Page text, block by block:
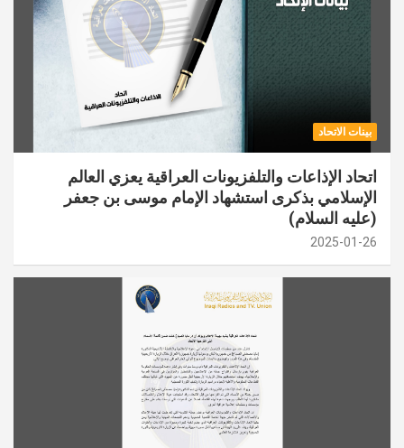
بينات الاتحاد
اتحاد الإذاعات والتلفزيونات العراقية يعزي العالم
الإسلامي بذكرى استشهاد الإمام موسى بن جعفر
(عليه السلام)
2025-01-26